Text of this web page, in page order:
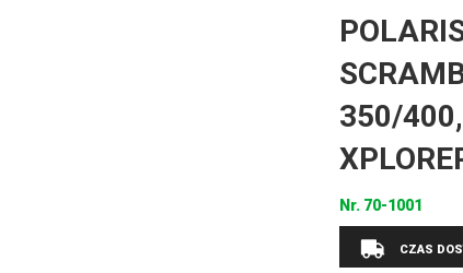
350/
Nr. 70-1001
CZAS